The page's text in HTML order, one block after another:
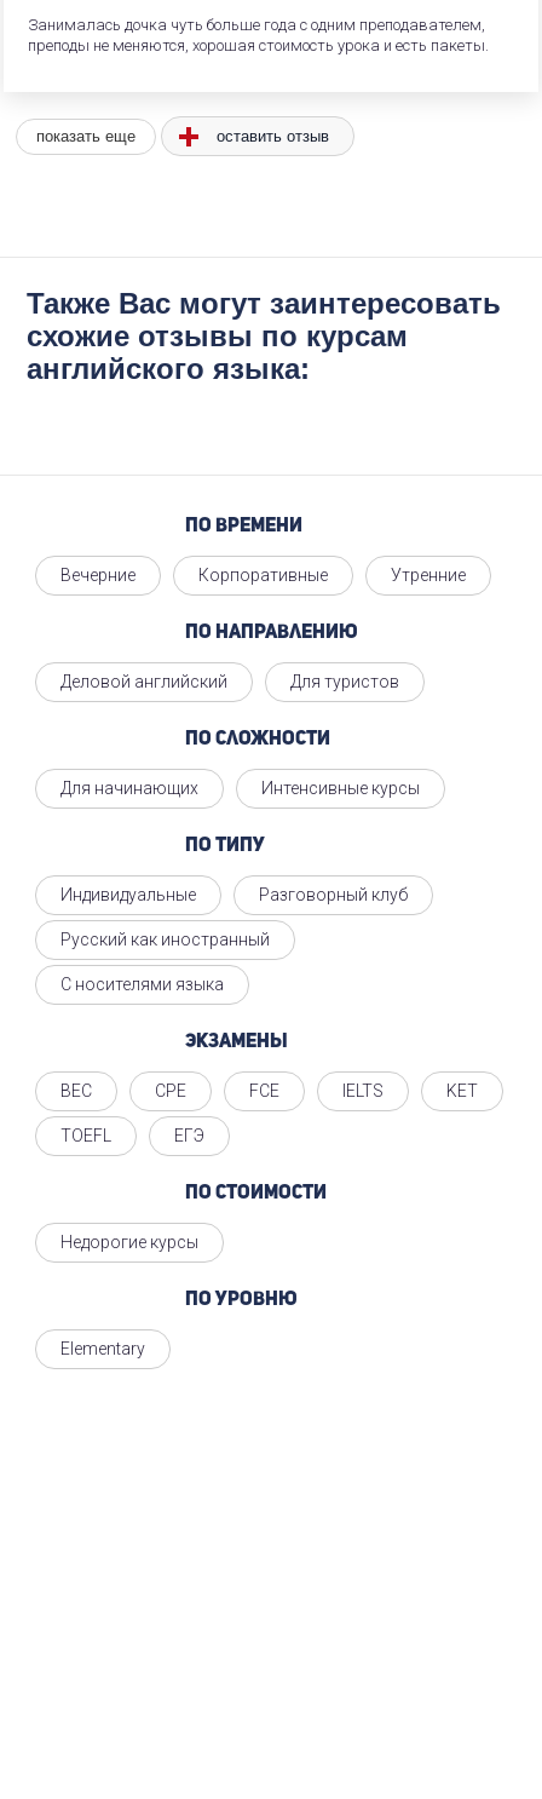
Занималась дочка чуть больше года с одним преподавателем,
преподы не меняются, хорошая стоимость урока и есть пакеты.
показать еще оставить отзыв
Также Вас могут заинтересовать
схожие отзывы по курсам
английского языка:
По времени
Вечерние Корпоративные Утренние
По направлению
Деловой английский Для туристов
По сложности
Для начинающих Интенсивные курсы
По типу
Индивидуальные Разговорный клуб
Русский как иностранный
С носителями языка
Экзамены
BEC CPE FCE IELTS KET
TOEFL ЕГЭ
По стоимости
Недорогие курсы
По уровню
Elementary